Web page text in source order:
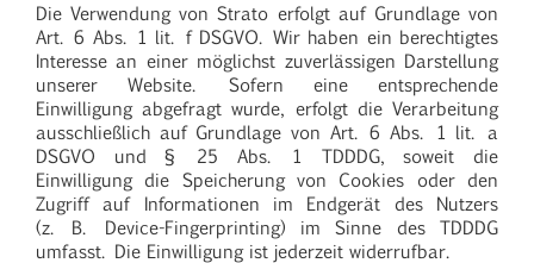
Die Verwendung von Strato erfolgt auf Grundlage von
Art. 6 Abs. 1 lit. f DSGVO. Wir haben ein berechtigtes
Interesse an einer möglichst zuverlässigen Darstellung
unserer Website. Sofern eine entsprechende
Einwilligung abgefragt wurde, erfolgt die Verarbeitung
ausschließlich auf Grundlage von Art. 6 Abs. 1 lit. a
DSGVO und § 25 Abs. 1 TDDDG, soweit die
Einwilligung die Speicherung von Cookies oder den
Zugriff auf Informationen im Endgerät des Nutzers
(z. B. Device-Fingerprinting) im Sinne des TDDDG
umfasst. Die Einwilligung ist jederzeit widerrufbar.